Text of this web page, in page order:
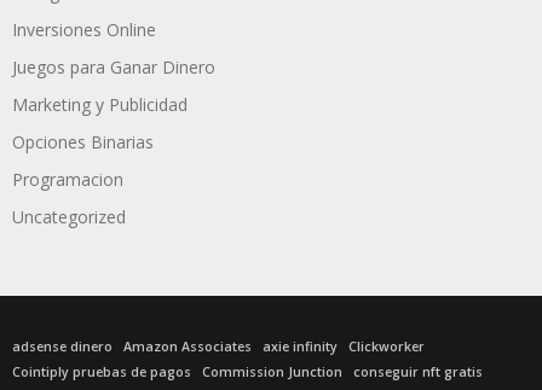
Inversiones Online
Juegos para Ganar Dinero
Marketing y Publicidad
Opciones Binarias
Programacion
Uncategorized
adsense dinero Amazon Associates axie infinity
Clickworker
Cointiply pruebas de pagos
Commission Junction conseguir nft gratis